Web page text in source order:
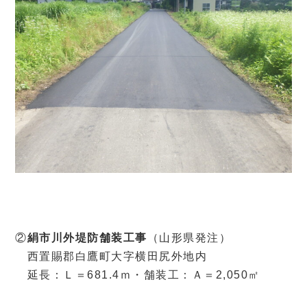
②絹市川外堤防舗装工事 （山形県発注）
西置賜郡白鷹町大字横田尻外地内
延長：Ｌ＝681.4ｍ・舗装工：Ａ＝2,050㎡